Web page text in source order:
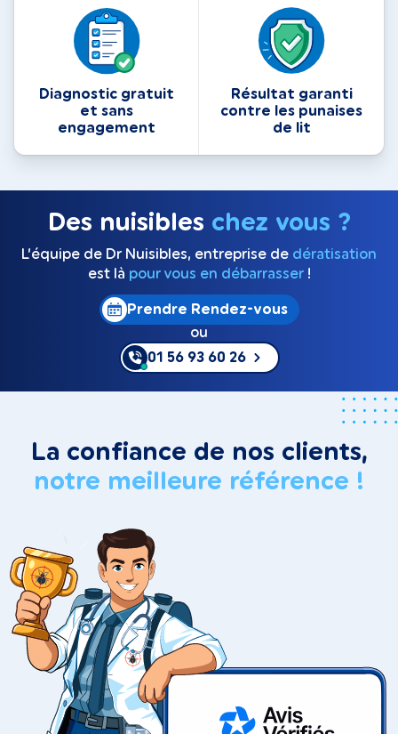
Diagnostic gratuit
et sans
engagement
Résultat garanti
contre les punaises
de lit
Des nuisibles chez vous ?
L’équipe de Dr Nuisibles, entreprise de dératisation
est là pour vous en débarrasser!
Prendre Rendez-vous
ou
01 56 93 60 26
La confiance de nos clients,
notre meilleure référence !